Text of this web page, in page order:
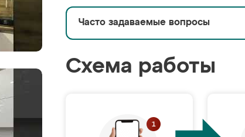
Часто задаваемые вопросы
Схема работы